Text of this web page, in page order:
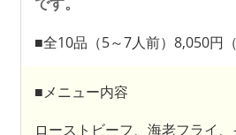
■全10品（5～7人前）8,050円（
■メニュー内容
ローストビーフ、海老フライ、